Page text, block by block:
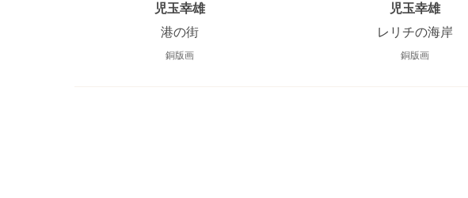
児玉幸雄
港の街
銅版画
児玉幸雄
レリチの海岸
銅版画